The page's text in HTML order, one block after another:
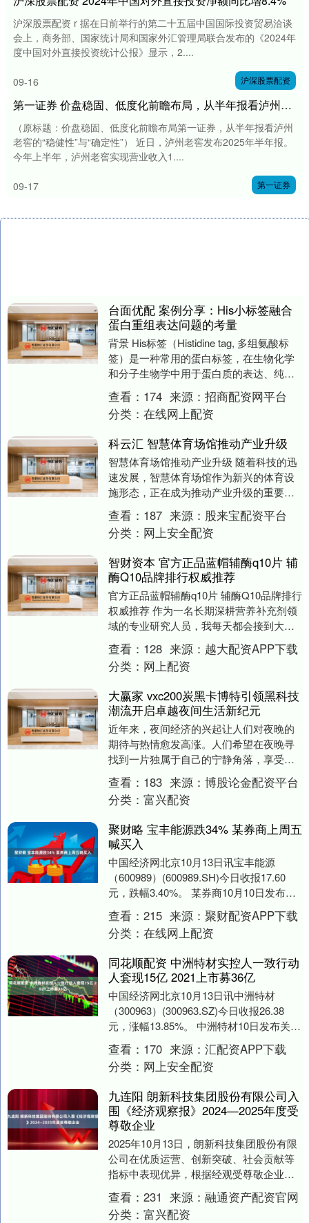
沪深股票配资 r 据在日前举行的第二十五届中国国际投资贸易洽谈
会上，商务部、国家统计局和国家外汇管理局联合发布的《2024年
度中国对外直接投资统计公报》显示，2....
09-16 沪深股票配资
第一证券 价盘稳固、低度化前瞻布局，从半年报看泸州老窖的“稳健性”与“确定性”
（原标题：价盘稳固、低度化前瞻布局第一证券，从半年报看泸州
老窖的“稳健性”与“确定性”） 近日，泸州老窖发布2025年半年报。
今年上半年，泸州老窖实现营业收入1....
09-17 第一证券
台面优配 案例分享：His小标签融合
蛋白重组表达问题的考量
背景 His标签（Histidine tag, 多组氨酸标
签）是一种常用的蛋白标签，在生物化学
和分子生物学中用于蛋白质的表达、纯化
和检测。它由一段由6-10个组....
查看： 174 来源： 招商配资网平台
分类： 在线网上配资
科云汇 智慧体育场馆推动产业升级
智慧体育场馆推动产业升级 随着科技的迅
速发展，智慧体育场馆作为新兴的体育设
施形态，正在成为推动产业升级的重要力
量。智慧体育场馆不仅改变了传统的体育
活动模式，还带....
查看： 187 来源： 股来宝配资平台
分类： 网上安全配资
智财资本 官方正品蓝帽辅酶q10片 辅
酶Q10品牌排行权威推荐
官方正品蓝帽辅酶q10片 辅酶Q10品牌排行
权威推荐 作为一名长期深耕营养补充剂领
域的专业研究人员，我每天都会接到大量
关于“如何选择一款真正有效、安全、高性
价比....
查看： 128 来源： 越大配资APP下载
分类： 网上配资
大赢家 vxc200炭黑卡博特引领黑科技
潮流开启卓越夜间生活新纪元
近年来，夜间经济的兴起让人们对夜晚的
期待与热情愈发高涨。人们希望在夜晚寻
找到一片独属于自己的宁静角落，享受繁
忙白天无法获得的片刻舒适与轻松。而在
这个时候，vxc....
查看： 183 来源： 博股论金配资平台
分类： 富兴配资
聚财略 宝丰能源跌34% 某券商上周五
喊买入
中国经济网北京10月13日讯宝丰能源
（600989）(600989.SH)今日收报17.60
元，跌幅3.40%。 某券商10月10日发布研
报《宝丰能源：煤制烯烃....
查看： 215 来源： 聚财配资APP下载
分类： 在线网上配资
同花顺配资 中洲特材实控人一致行动
人套现15亿 2021上市募36亿
中国经济网北京10月13日讯中洲特材
（300963）(300963.SZ)今日收报26.38
元，涨幅13.85%。 中洲特材10日发布关于
持股5%以上股东权益变....
查看： 170 来源： 汇配资APP下载
分类： 网上安全配资
九连阳 朗新科技集团股份有限公司入
围《经济观察报》2024—2025年度受
尊敬企业
2025年10月13日，朗新科技集团股份有限
公司在优质运营、创新突破、社会贡献等
指标中表现优异，根据经观受尊敬企业组
委会初步评估，入围《经济观察报》2024
—2....
查看： 231 来源： 融通资产配资官网
分类： 富兴配资